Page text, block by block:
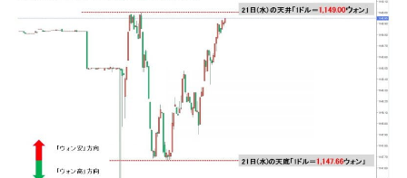
『Money1』
韓国政府『BYD』車への補助金を全廃 ⇒ 実
は韓国で『BYD』車は売れている。6カ月で対前年同期比
在韓米国大使スティールが着韓！⇒ さっそ
く空港に詰めかけ「出て行け！」「極右勢力」のプラカー
ドを掲げる「在韓反米勢力」
『Money1』
韓国政府「2035年までに18.4GW規模のAIデ
ータセンター整備」⇒ だから無理だってば。